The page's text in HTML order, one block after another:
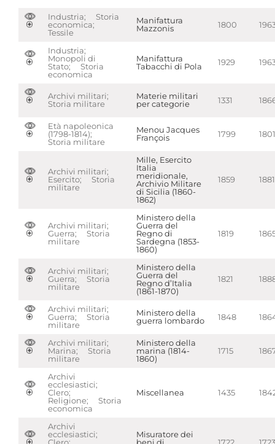
Industria; Storia
economica;
Tessile
Manifattura
Mazzonis
1800
Industria;
Monopoli di
Stato; Storia
economica
Manifattura
Tabacchi di Pola
1929
Archivi militari;
Storia militare
Materie militari
per categorie
1331
Età napoleonica
(1798-1814);
Storia militare
Menou Jacques
François
1799 1801
Archivi militari;
Esercito; Storia
militare
Mille, Esercito
Italia
meridionale,
Archivio Militare
di Sicilia (1860-
1862)
1859 1881
Archivi militari;
Guerra; Storia
militare
Ministero della
Guerra del
Regno di
Sardegna (1853-
1860)
1819
Archivi militari;
Guerra; Storia
militare
Ministero della
Guerra del
Regno d’Italia
(1861-1870)
1821
Archivi militari;
Guerra; Storia
militare
Ministero della
guerra lombardo
1848
Archivi militari;
Marina; Storia
militare
Ministero della
marina (1814-
1860)
1715
Archivi
ecclesiastici;
Clero;
Religione; Storia
economica
Miscellanea 1435
Archivi
ecclesiastici;
Misuratore dei